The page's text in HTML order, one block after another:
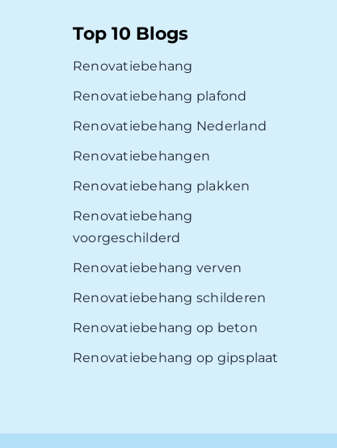
Top 10 Blogs
Renovatiebehang
Renovatiebehang plafond
Renovatiebehang Nederland
Renovatiebehangen
Renovatiebehang plakken
Renovatiebehang
voorgeschilderd
Renovatiebehang verven
Renovatiebehang schilderen
Renovatiebehang op beton
Renovatiebehang op gipsplaat